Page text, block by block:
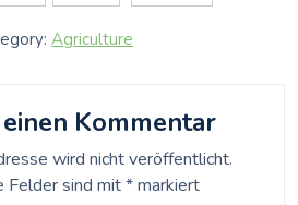
Agriculture
Kommentar
wird nicht veröffentlicht.
Felder sind mit*markiert